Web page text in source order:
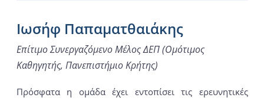
Ιωσήφ Παπαματθαιάκης
Επίτιμο Συνεργαζόμενο Μέλος ΔΕΠ (Ομότιμος
Καθηγητής, Πανεπιστήμιο Κρήτης)
Πρόσφατα η ομάδα έχει εντοπίσει τις ερευνητικές